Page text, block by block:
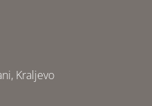
Kraljevo